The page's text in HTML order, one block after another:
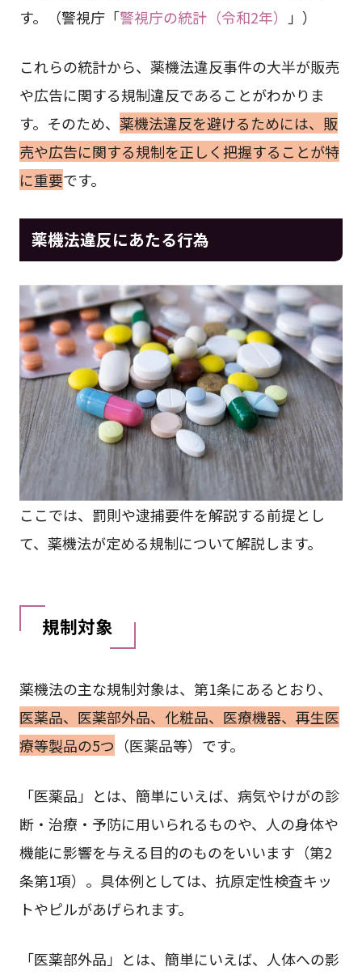
す。（警視庁「警視庁の統計（令和2年） 」）
これらの統計から、薬機法違反事件の大半が販売
や広告に関する規制違反であることがわかりま
す。そのため、 薬機法違反を避けるためには、販
売や広告に関する規制を正しく把握することが特
に重要です。
薬機法違反にあたる行為
ここでは、罰則や逮捕要件を解説する前提とし
て、薬機法が定める規制について解説します。
規制対象
薬機法の主な規制対象は、第1条にあるとおり、
医薬品、医薬部外品、化粧品、医療機器、再生医
療等製品の5つ （医薬品等）です。
「医薬品」とは、簡単にいえば、病気やけがの診
断・治療・予防に用いられるものや、人の身体や
機能に影響を与える目的のものをいいます（第2
条第1項）。具体例としては、抗原定性検査キッ
トやピルがあげられます。
「医薬部外品」とは、簡単にいえば、人体への影